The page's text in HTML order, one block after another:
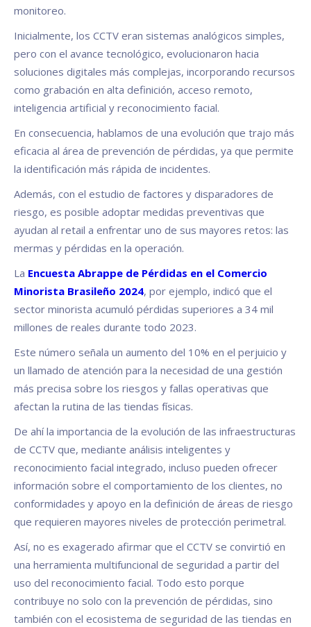
monitoreo.
Inicialmente, los CCTV eran sistemas analógicos simples,
pero con el avance tecnológico, evolucionaron hacia
soluciones digitales más complejas, incorporando recursos
como grabación en alta definición, acceso remoto,
inteligencia artificial y reconocimiento facial.
En consecuencia, hablamos de una evolución que trajo más
eficacia al área de prevención de pérdidas, ya que permite
la identificación más rápida de incidentes.
Además, con el estudio de factores y disparadores de
riesgo, es posible adoptar medidas preventivas que
ayudan al retail a enfrentar uno de sus mayores retos: las
mermas y pérdidas en la operación.
La Encuesta Abrappe de Pérdidas en el Comercio
Minorista Brasileño 2024, por ejemplo, indicó que el
sector minorista acumuló pérdidas superiores a 34 mil
millones de reales durante todo 2023.
Este número señala un aumento del 10% en el perjuicio y
un llamado de atención para la necesidad de una gestión
más precisa sobre los riesgos y fallas operativas que
afectan la rutina de las tiendas físicas.
De ahí la importancia de la evolución de las infraestructuras
de CCTV que, mediante análisis inteligentes y
reconocimiento facial integrado, incluso pueden ofrecer
información sobre el comportamiento de los clientes, no
conformidades y apoyo en la definición de áreas de riesgo
que requieren mayores niveles de protección perimetral.
Así, no es exagerado afirmar que el CCTV se convirtió en
una herramienta multifuncional de seguridad a partir del
uso del reconocimiento facial. Todo esto porque
contribuye no solo con la prevención de pérdidas, sino
también con el ecosistema de seguridad de las tiendas en